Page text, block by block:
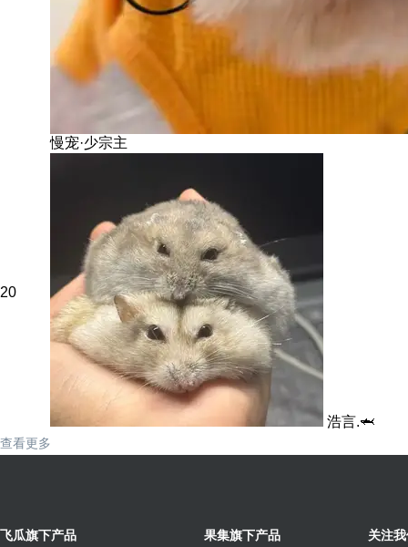
慢宠·少宗主
20
浩言.🦈
查看更多
飞瓜旗下产品 果集旗下产品 关注